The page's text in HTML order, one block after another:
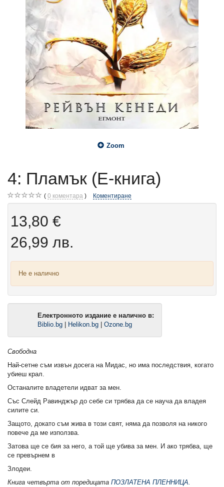
Zoom
4: Пламък (Е-книга)
0 коментара Коментиране
13,80 €
26,99 лв.
Не е налично
Електронното издание е налично в:
Biblio.bg
Helikon.bg Ozone.bg
Свободна
Най-сетне съм извън досега на Мидас, но има последствия, когато
убиеш крал.
Останалите владетели идват за мен.
Със Слейд Равинджър до себе си трябва да се науча да владея
силите си.
Защото, докато съм жива в този свят, няма да позволя на никого
повече да ме използва.
Затова ще се бия за него, а той ще убива за мен. И ако трябва, ще
се превърнем в
Злодеи.
Книга четвърта от поредицата ПОЗЛАТЕНА ПЛЕННИЦА.